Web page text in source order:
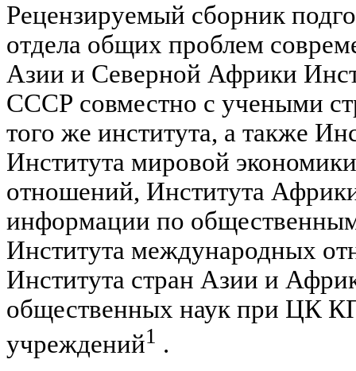
Рецензируемый сборник
отдела общих проблем
Азии и Северной Африки
СССР совместно с учеными
того же института, а также
Института мировой
отношений, Института
информации по
Института международных
Института стран Азии и
общественных наук при ЦК
учреждений1 .